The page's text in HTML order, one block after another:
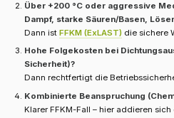
Über +200 °C oder aggressive
Dampf, starke Säuren/Basen,
Dann ist FFKM (ExLAST)die sichere
Hohe Folgekosten bei
Sicherheit)?
Dann rechtfertigt die
Kombinierte Beanspruchung
Klarer FFKM-Fall – hier addieren sich